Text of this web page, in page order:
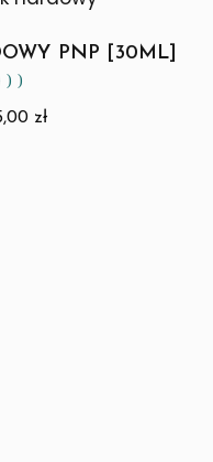
PNP [30ML]
zł